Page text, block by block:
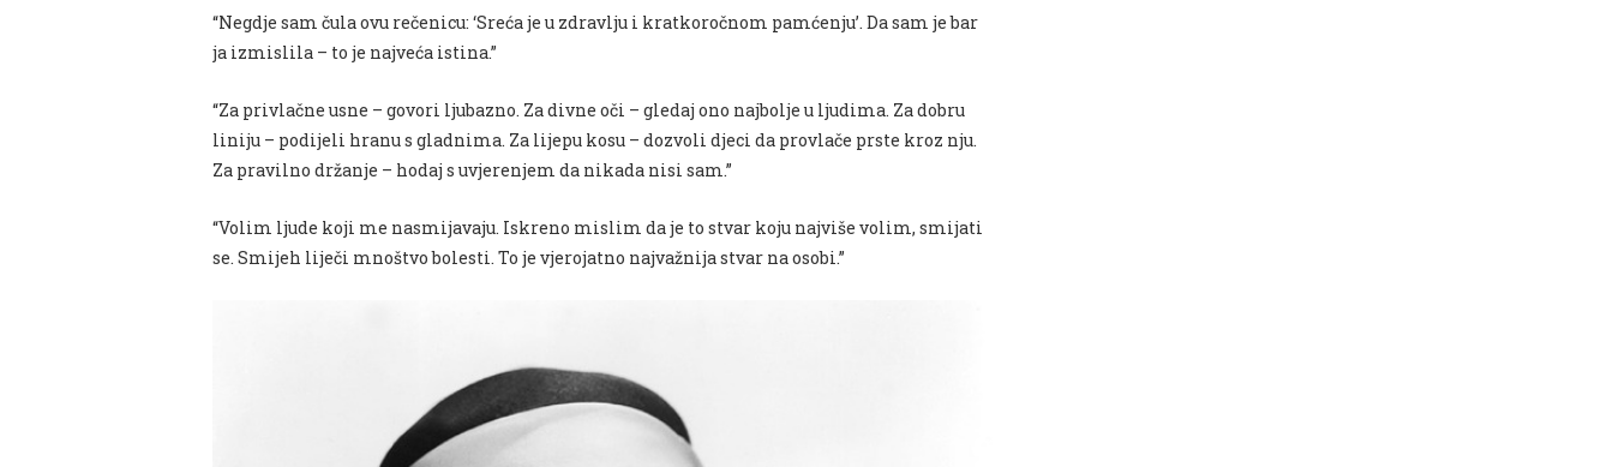
“Negdje sam čula ovu rečenicu: ‘Sreća je u zdravlju i kratkoročnom pamćenju’. Da sam je bar
ja izmislila – to je najveća istina.”
“Za privlačne usne – govori ljubazno. Za divne oči – gledaj ono najbolje u ljudima. Za dobru
liniju – podijeli hranu s gladnima. Za lijepu kosu – dozvoli djeci da provlače prste kroz nju.
Za pravilno držanje – hodaj s uvjerenjem da nikada nisi sam.”
“Volim ljude koji me nasmijavaju. Iskreno mislim da je to stvar koju najviše volim, smijati
se. Smijeh liječi mnoštvo bolesti. To je vjerojatno najvažnija stvar na osobi.”